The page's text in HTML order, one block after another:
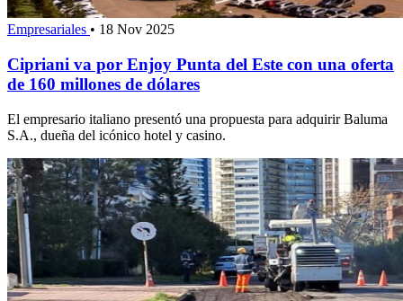
Empresariales • 18 Nov 2025
Cipriani va por Enjoy Punta del Este con una oferta
de 160 millones de dólares
El empresario italiano presentó una propuesta para adquirir Baluma
S.A., dueña del icónico hotel y casino.